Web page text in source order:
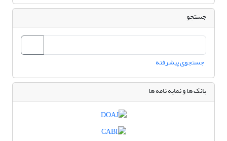
جستجو
جستجوی پیشرفته
بانک ها و نمایه نامه ها